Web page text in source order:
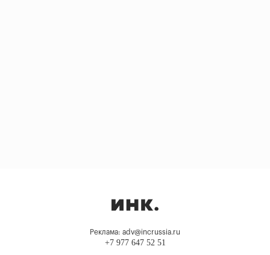
Реклама: adv@incrussia.ru
+7 977 647 52 51